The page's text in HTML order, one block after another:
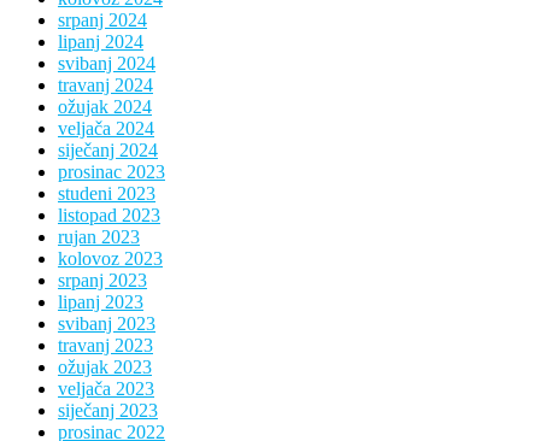
srpanj 2024
lipanj 2024
svibanj 2024
travanj 2024
ožujak 2024
veljača 2024
siječanj 2024
prosinac 2023
studeni 2023
listopad 2023
rujan 2023
kolovoz 2023
srpanj 2023
lipanj 2023
svibanj 2023
travanj 2023
ožujak 2023
veljača 2023
siječanj 2023
prosinac 2022